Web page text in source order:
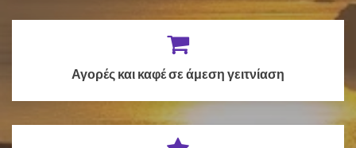
Αγορές και καφέ σε άμεση γειτνίαση